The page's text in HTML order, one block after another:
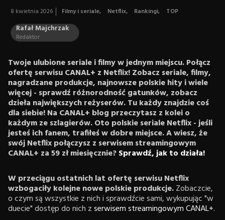
8 kwietnia 2026 Filmy i seriale, Netflix, Rankingi, TOP
Rafał Majchrzak
Redaktor
Twoje ulubione seriale i filmy w jednym miejscu. Połącz
ofertę serwisu CANAL+ z Netflix! Zobacz seriale, filmy,
nagradzane produkcje, najnowsze polskie hity i wiele
więcej - sprawdź różnorodność gatunków, zobacz
dzieła największych reżyserów. Tu każdy znajdzie coś
dla siebie! Na CANAL+ blog przeczytasz z kolei o
każdym ze szlagierów. Oto polskie seriale Netflix - jeśli
jesteś ich fanem, trafiłeś w dobre miejsce. A wiesz, że
swój Netflix połączysz z serwisem streamingowym
CANAL+ za 59 zł miesięcznie?Sprawdź, jak to działa!
W przeciągu ostatnich lat ofertę serwisu Netflix
wzbogaciły kolejne nowe polskie produkcje.Zobaczcie,
o czym są wszystkie z nich i sprawdźcie sami, wykupując "w
duecie" dostęp do nich zserwisem streamingowym CANAL+.